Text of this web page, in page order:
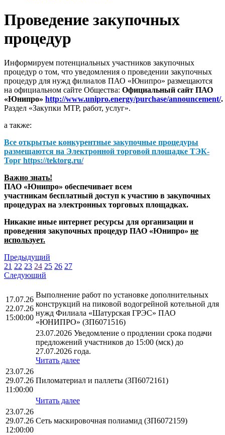
Проведение закупочных
процедур
Информируем потенциальных участников закупочных
процедур о том, что уведомления о проведении закупочных
процедур для нужд филиалов ПАО «Юнипро» размещаются
на официальном сайте Общества: Официальный сайт ПАО
«Юнипро» http://www.unipro.energy/purchase/announcement/.
Раздел «Закупки МТР, работ, услуг».
а также:
Все открытые конкурентные закупочные процедуры
размещаются на Электронной торговой площадке ТЭК-
Торг https://tektorg.ru/
Важно знать!
ПАО «Юнипро» обеспечивает всем
участникам бесплатный доступ к участию в закупочных
процедурах на электронных торговых площадках.
Никакие иные интернет ресурсы для организации и
проведения закупочных процедур ПАО «Юнипро» не
использует.
Предыдущий
21 22 23 24 25 26 27
Следующий
17.07.26
22.07.26
15:00:00
Выполнение работ по установке дополнительных
конструкций на пиковой водогрейной котельной для
нужд Филиала «Шатурская ГРЭС» ПАО
«ЮНИПРО» (ЗП6071516)
23.07.2026 Уведомление о продлении срока подачи
предложений участников до 15:00 (мск) до
27.07.2026 года.
Читать далее
23.07.26
29.07.26
11:00:00
Пиломатериал и паллеты (ЗП6072161)
Читать далее
23.07.26
29.07.26
12:00:00
Сеть маскировочная полиамид (ЗП6072159)